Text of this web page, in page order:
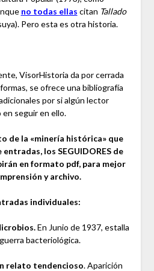
no todas ellas citan Tallado
Pero esta es otra historia.
VisorHistoria da por cerrada
se ofrece una bibliografía
por si algún lector
seguir en ello.
de la «minería histórica» que
los SEGUIDORES de
en formato pdf, para mejor
y archivo.
individuales:
En Junio de 1937, estalla
bacteriológica.
relato tendencioso. Aparición